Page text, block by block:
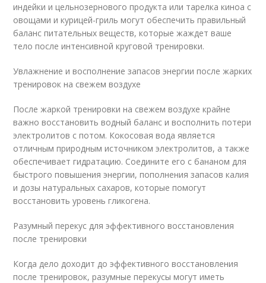
индейки и цельнозернового продукта или тарелка киноа с
овощами и курицей-гриль могут обеспечить правильный
баланс питательных веществ, которые жаждет ваше
тело после интенсивной круговой тренировки.
Увлажнение и восполнение запасов энергии после жарких
тренировок на свежем воздухе
После жаркой тренировки на свежем воздухе крайне
важно восстановить водный баланс и восполнить потери
электролитов с потом. Кокосовая вода является
отличным природным источником электролитов, а также
обеспечивает гидратацию. Соедините его с бананом для
быстрого повышения энергии, пополнения запасов калия
и дозы натуральных сахаров, которые помогут
восстановить уровень гликогена.
Разумный перекус для эффективного восстановления
после тренировки
Когда дело доходит до эффективного восстановления
после тренировок, разумные перекусы могут иметь